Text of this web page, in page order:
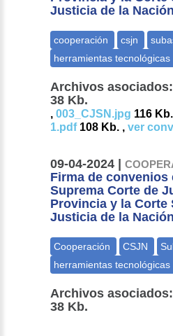
Justicia de la Nación
Archivos asociados:
38 Kb.
,003_CJSN.jpg 116
1.pdf108 Kb. ,ver
09-04-2024 |
Firma de convenios
Suprema Corte de
Provincia y la Corte
Justicia de la Nación
Archivos asociados:
38 Kb.